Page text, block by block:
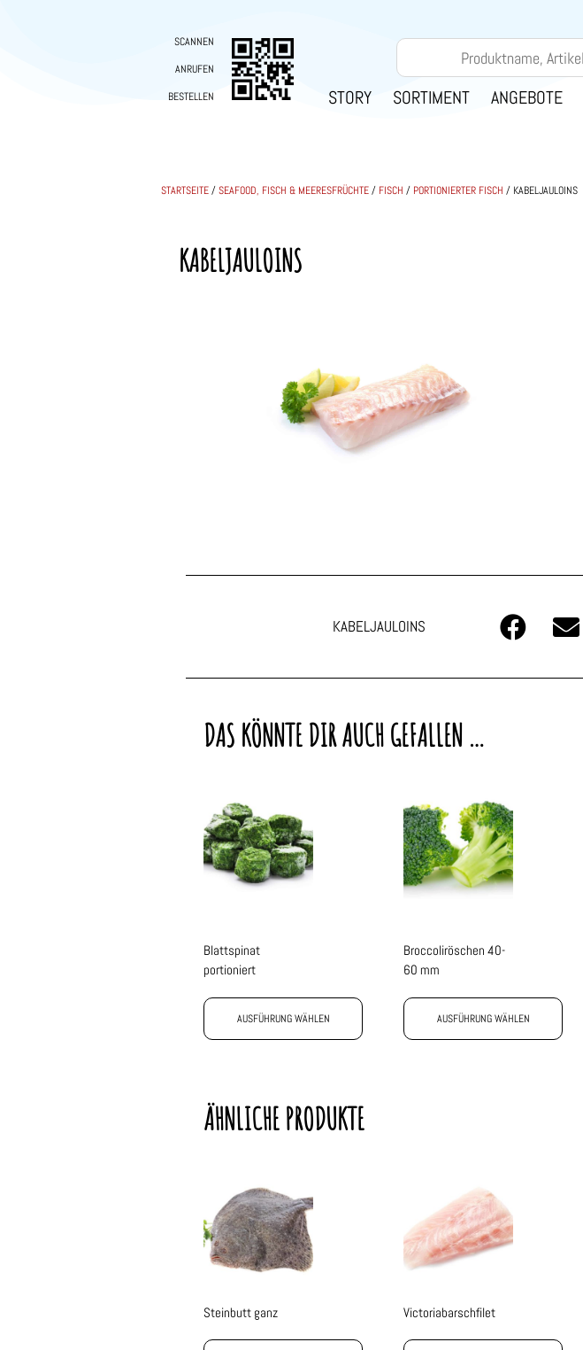
SCANNEN
ANRUFEN
BESTELLEN
STORY SORTIMENT ANGEBOTE
STARTSEITE/SEAFOOD, FISCH & MEERESFRÜCHTE/ FISCH / PORTIONIERTER FISCH / KABELJAULOINS
KABELJAULOINS
KABELJAULOINS
DAS KÖNNTE DIR AUCH GEFALLEN …
Blattspinat
portioniert
AUSFÜHRUNG WÄHLEN
Broccoliröschen 40-
60 mm
AUSFÜHRUNG WÄHLEN
ÄHNLICHE PRODUKTE
Steinbutt ganz Victoriabarschfilet